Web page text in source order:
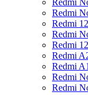
Redmi
Redmi
Redmi 12
Redmi
Redmi
Redmi
Redmi
Redmi
Redmi